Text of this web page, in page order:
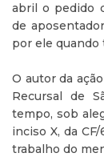
abril o pedido
de
por ele quando
O autor da
Recursal de
tempo, sob
inciso X, da
trabalho do